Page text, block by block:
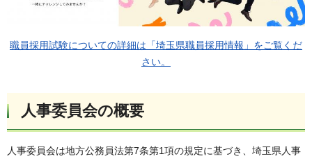
職員採用試験についての詳細は「埼玉県職員採用情報」をご覧くだ
さい。
人事委員会の概要
人事委員会は地方公務員法第7条第1項の規定に基づき、埼玉県人事